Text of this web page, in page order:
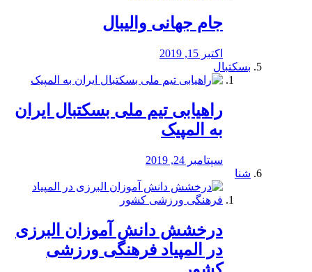
جام جهانی والیبال
اکتبر 15, 2019
بسکتبال
راهیابی تیم ملی بسکتبال ایران
به المپیک
سپتامبر 24, 2019
شنا
درخشش دانش آموزان البرزی
در المپیاد فرهنگی ورزشی